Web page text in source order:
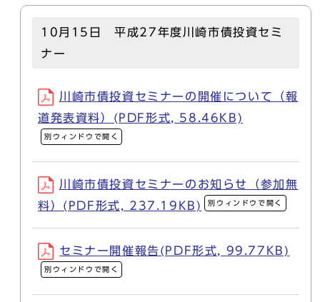
10月15日 平成27年度川崎市債投資セミ
ナー
川崎市債投資セミナーの開催について（報
道発表資料）(PDF形式, 58.46KB)
別ウィンドウで開く
川崎市債投資セミナーのお知らせ（参加無
料）(PDF形式, 237.19KB)
別ウィンドウで開く
セミナー開催報告(PDF形式, 99.77KB)
別ウィンドウで開く